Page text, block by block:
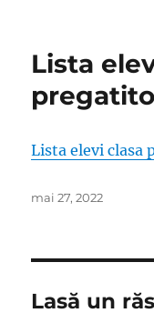
Lista
Lista elevi clasa
Publicat
mai 27, 2022
Lasă un